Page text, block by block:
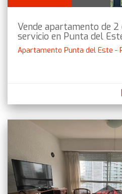
Vende apartamento de
servicio en Punta del
Apartamento Punta del Este -